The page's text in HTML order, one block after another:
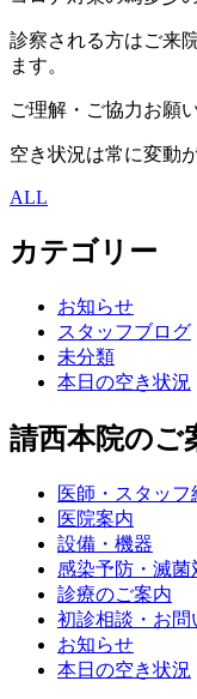
診察される方はご来
ます。
ご理解・ご協力お願
空き状況は常に変動
ALL
カテゴリー
お知らせ
スタッフブログ
未分類
本日の空き状況
請西本院のご
医師・スタッフ
医院案内
設備・機器
感染予防・滅菌
診療のご案内
初診相談・お問
お知らせ
本日の空き状況